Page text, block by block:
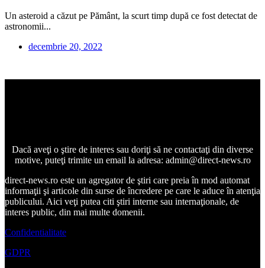
Un asteroid a căzut pe Pământ, la scurt timp după ce fost detectat de
astronomii...
decembrie 20, 2022
Dacă aveţi o ştire de interes sau doriţi să ne contactaţi din diverse
motive, puteţi trimite un email la adresa: admin@direct-news.ro
direct-news.ro este un agregator de ştiri care preia în mod automat
informaţii şi articole din surse de încredere pe care le aduce în atenţia
publicului. Aici veţi putea citi ştiri interne sau internaţionale, de
interes public, din mai multe domenii.
Confidentialitate
GDPR